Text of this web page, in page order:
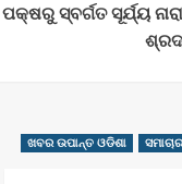
ସ୍ବର୍ଗତ ସୂର୍ଯ୍ୟ
ଖବର ଉପାନ୍ତ ଓଡିଶା ସମାଚାର